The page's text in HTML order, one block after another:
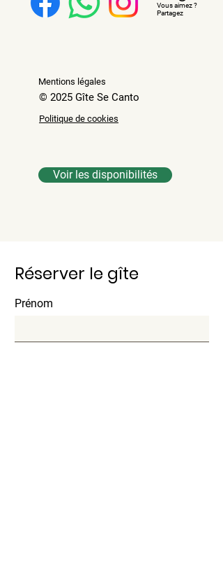
Vous aimez ?
Partagez
Mentions légales
© 2025 Gîte Se Canto
Politique de cookies
Voir les disponibilités
Réserver le gîte
Prénom